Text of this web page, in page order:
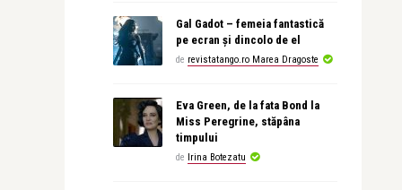
Gal Gadot – femeia fantastică
pe ecran și dincolo de el
de revistatango.ro Marea Dragoste
Eva Green, de la fata Bond la
Miss Peregrine, stăpâna
timpului
de Irina Botezatu